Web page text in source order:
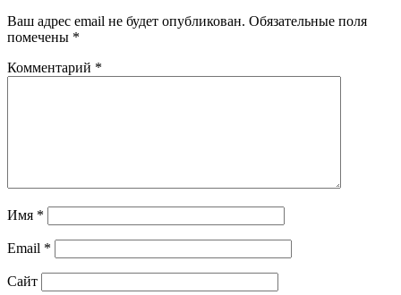
Ваш адрес email не будет опубликован. Обязательные поля
помечены *
Комментарий *
Имя *
Email *
Сайт